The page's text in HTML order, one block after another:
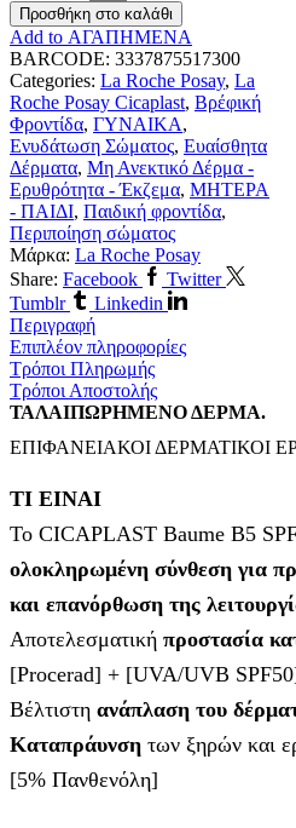
Προσθήκη στο καλάθι
Add to ΑΓΑΠΗΜΕΝΑ
BARCODE: 3337875517300
Categories: La Roche Posay, La
Roche Posay Cicaplast, Βρέφική
Φροντίδα, ΓΥΝΑΙΚΑ,
Ενυδάτωση Σώματος, Ευαίσθητα
Δέρματα, Μη Ανεκτικό Δέρμα -
Ερυθρότητα - Έκζεμα, ΜΗΤΕΡΑ
- ΠΑΙΔΙ, Παιδική φροντίδα,
Περιποίηση σώματος
Μάρκα: La Roche Posay
Share: Facebook
Twitter
Tumblr
Linkedin
Περιγραφή
Επιπλέον πληροφορίες
Τρόποι Πληρωμής
Τρόποι Αποστολής
ΤΑΛΑΙΠΩΡΗΜΕΝΟ ΔΕΡΜΑ.
ΕΠΙΦΑΝΕΙΑΚΟΙ ΔΕΡΜΑΤΙΚΟΙ
ΤΙ ΕΙΝΑΙ
Το CICAPLAST Baume B5
ολοκληρωμένη σύνθεση για
και επανόρθωση της
Αποτελεσματική προστασία
[Procerad] + [UVA/UVB
Βέλτιστη ανάπλαση του
Καταπράυνση των ξηρών και
[5% Πανθενόλη]